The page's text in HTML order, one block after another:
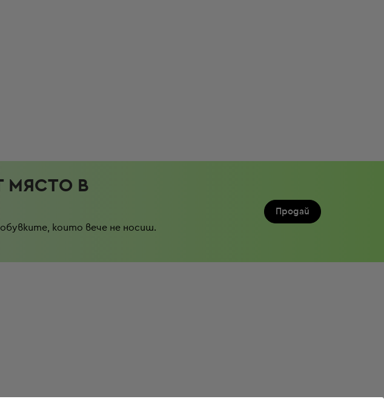
МЯСТО В
които вече не носиш.
Продай